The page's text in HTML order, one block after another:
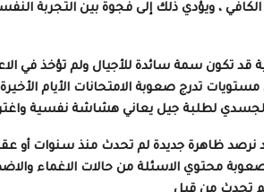
الكافي ، ويؤدي ذلك إلى فجوة بين التجربة
تكون سمة سائدة للأجيال ولم تؤخذ في
مستويات تدرج صعوبة الامتحانات الأيام
والجسدي لطلبة جيل يعاني هشاشة نفسية
نرصد ظاهرة جديدة لم تحدث منذ سنوات أو
محتوي الاسئلة من حالات الاغماء